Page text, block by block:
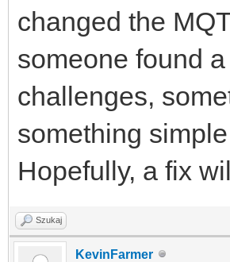
changed the
someone found
challenges,
something
Hopefully, a fix
Szukaj
KevinFarmer